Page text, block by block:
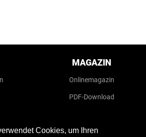
Cookies, um Ihren
überspringenMAGAZIN
Onlinemagazin
PDF-Download